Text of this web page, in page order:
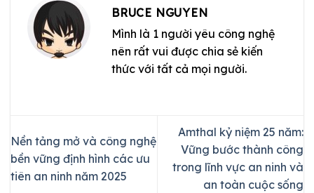
BRUCE NGUYEN
Mình là 1 người yêu công nghệ
nên rất vui được chia sẻ kiến
thức với tất cả mọi người.
Nền tảng mở và công nghệ
bền vững định hình các ưu
tiên an ninh năm 2025
Amthal kỷ niệm 25 năm:
Vững bước thành công
trong lĩnh vực an ninh và
an toàn cuộc sống